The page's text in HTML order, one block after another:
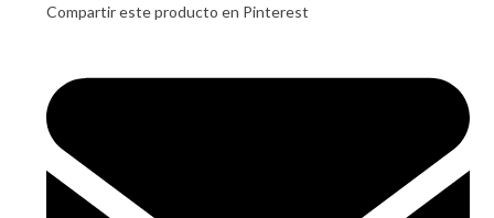
Compartir este producto en Pinterest
a
new
window